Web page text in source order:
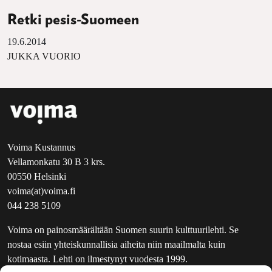
Retki pesis-Suomeen
19.6.2014
JUKKA VUORIO
Voima Kustannus
Vellamonkatu 30 B 3 krs.
00550 Helsinki
voima(at)voima.fi
044 238 5109
Voima on painosmäärältään Suomen suurin kulttuurilehti. Se
nostaa esiin yhteiskunnallisia aiheita niin maailmalta kuin
kotimaasta. Lehti on ilmestynyt vuodesta 1999.